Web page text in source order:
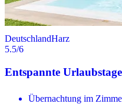
DeutschlandHarz
5.5/6
Entspannte
Übernachtung im